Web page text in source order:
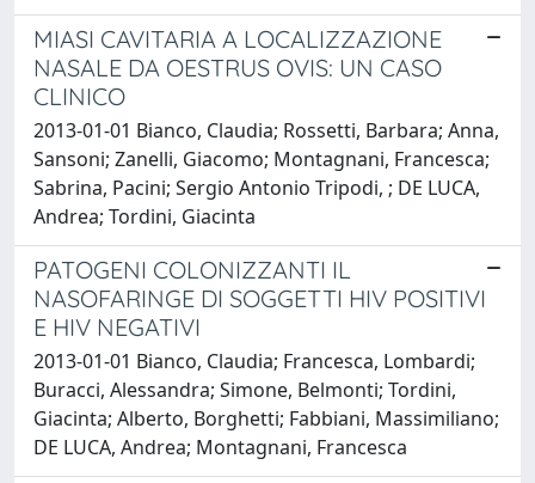
MIASI CAVITARIA A LOCALIZZAZIONE
NASALE DA OESTRUS OVIS: UN CASO
CLINICO
2013-01-01 Bianco, Claudia; Rossetti, Barbara; Anna,
Sansoni; Zanelli, Giacomo; Montagnani, Francesca;
Sabrina, Pacini; Sergio Antonio Tripodi, ; DE LUCA,
Andrea; Tordini, Giacinta
PATOGENI COLONIZZANTI IL
NASOFARINGE DI SOGGETTI HIV POSITIVI
E HIV NEGATIVI
2013-01-01 Bianco, Claudia; Francesca, Lombardi;
Buracci, Alessandra; Simone, Belmonti; Tordini,
Giacinta; Alberto, Borghetti; Fabbiani, Massimiliano;
DE LUCA, Andrea; Montagnani, Francesca